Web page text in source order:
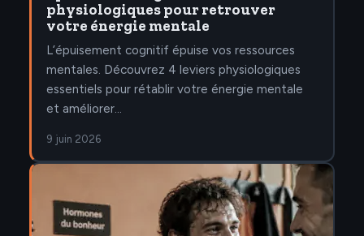
physiologiques pour retrouver
votre énergie mentale
L’épuisement cognitif épuise vos ressources
mentales. Découvrez 4 leviers physiologiques
essentiels pour rétablir votre énergie mentale
et améliorer…
9 juin 2026